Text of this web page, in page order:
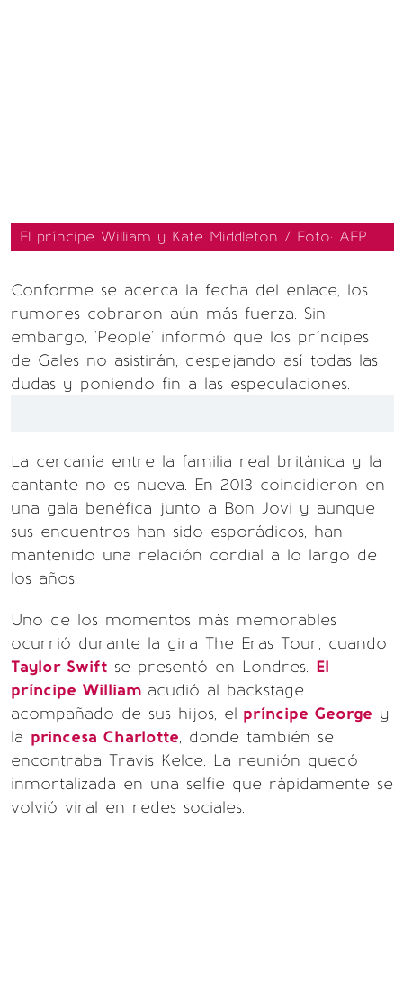
El príncipe William y Kate Middleton / Foto: AFP
Conforme se acerca la fecha del enlace, los
rumores cobraron aún más fuerza. Sin
embargo, 'People' informó que los príncipes
de Gales no asistirán, despejando así todas las
dudas y poniendo fin a las especulaciones.
La cercanía entre la familia real británica y la
cantante no es nueva. En 2013 coincidieron en
una gala benéfica junto a Bon Jovi y aunque
sus encuentros han sido esporádicos, han
mantenido una relación cordial a lo largo de
los años.
Uno de los momentos más memorables
ocurrió durante la gira The Eras Tour, cuando
Taylor Swift se presentó en Londres. El
príncipe William acudió al backstage
acompañado de sus hijos, el príncipe George y
la princesa Charlotte, donde también se
encontraba Travis Kelce. La reunión quedó
inmortalizada en una selfie que rápidamente se
volvió viral en redes sociales.